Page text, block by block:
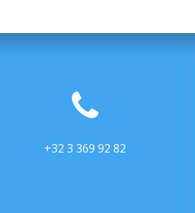
+32 3 369 92 82